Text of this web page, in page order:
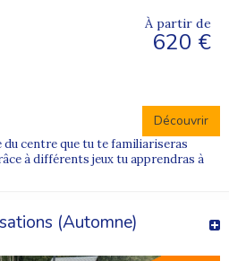
À partir de
620 €
Découvrir
centre que tu te familiariseras
à différents jeux tu apprendras à
(Automne)